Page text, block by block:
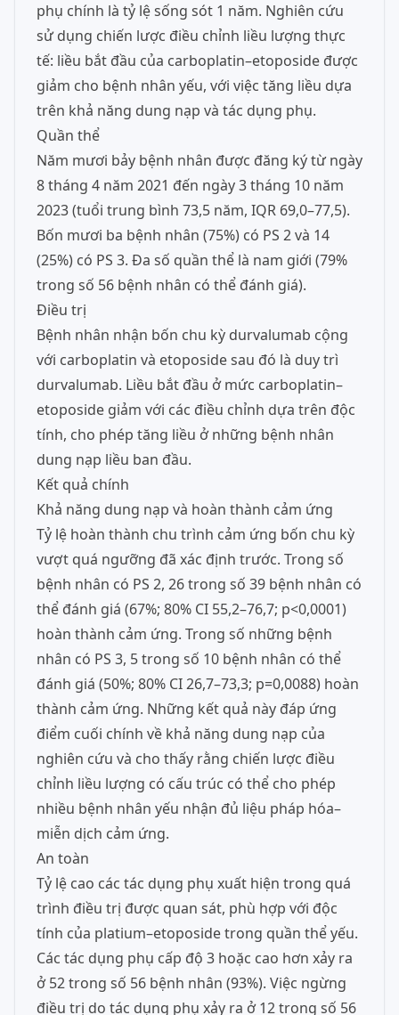
phụ chính là tỷ lệ sống sót 1 năm. Nghiên cứu
sử dụng chiến lược điều chỉnh liều lượng thực
tế: liều bắt đầu của carboplatin–etoposide được
giảm cho bệnh nhân yếu, với việc tăng liều dựa
trên khả năng dung nạp và tác dụng phụ.
Quần thể
Năm mươi bảy bệnh nhân được đăng ký từ ngày
8 tháng 4 năm 2021 đến ngày 3 tháng 10 năm
2023 (tuổi trung bình 73,5 năm, IQR 69,0–77,5).
Bốn mươi ba bệnh nhân (75%) có PS 2 và 14
(25%) có PS 3. Đa số quần thể là nam giới (79%
trong số 56 bệnh nhân có thể đánh giá).
Điều trị
Bệnh nhân nhận bốn chu kỳ durvalumab cộng
với carboplatin và etoposide sau đó là duy trì
durvalumab. Liều bắt đầu ở mức carboplatin–
etoposide giảm với các điều chỉnh dựa trên độc
tính, cho phép tăng liều ở những bệnh nhân
dung nạp liều ban đầu.
Kết quả chính
Khả năng dung nạp và hoàn thành cảm ứng
Tỷ lệ hoàn thành chu trình cảm ứng bốn chu kỳ
vượt quá ngưỡng đã xác định trước. Trong số
bệnh nhân có PS 2, 26 trong số 39 bệnh nhân có
thể đánh giá (67%; 80% CI 55,2–76,7; p<0,0001)
hoàn thành cảm ứng. Trong số những bệnh
nhân có PS 3, 5 trong số 10 bệnh nhân có thể
đánh giá (50%; 80% CI 26,7–73,3; p=0,0088) hoàn
thành cảm ứng. Những kết quả này đáp ứng
điểm cuối chính về khả năng dung nạp của
nghiên cứu và cho thấy rằng chiến lược điều
chỉnh liều lượng có cấu trúc có thể cho phép
nhiều bệnh nhân yếu nhận đủ liệu pháp hóa–
miễn dịch cảm ứng.
An toàn
Tỷ lệ cao các tác dụng phụ xuất hiện trong quá
trình điều trị được quan sát, phù hợp với độc
tính của platium–etoposide trong quần thể yếu.
Các tác dụng phụ cấp độ 3 hoặc cao hơn xảy ra
ở 52 trong số 56 bệnh nhân (93%). Việc ngừng
điều trị do tác dụng phụ xảy ra ở 12 trong số 56